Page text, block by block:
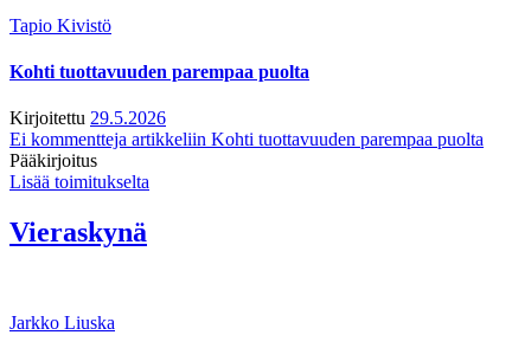
Tapio Kivistö
Kohti tuottavuuden parempaa puolta
Kirjoitettu 29.5.2026
Ei kommentteja artikkeliin Kohti tuottavuuden parempaa puolta
Pääkirjoitus
Lisää toimitukselta
Vieraskynä
Jarkko Liuska